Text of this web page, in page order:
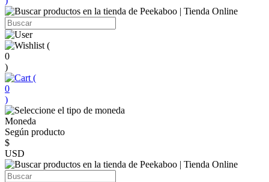
(
0
)
(
0
)
Moneda
Según producto
$
USD